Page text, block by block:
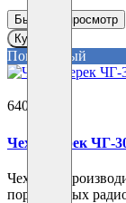
Быстрый просмотр
Купить
Популярный
640 ₽
Чехол Терек ЧГ-
Чехол от
портативных